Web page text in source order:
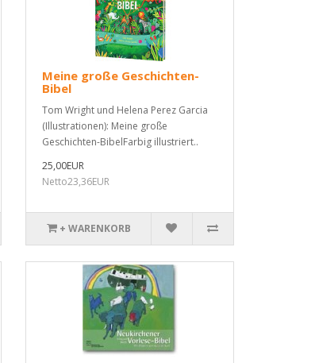
Meine große Geschichten-
Bibel
Tom Wright und Helena Perez Garcia
(Illustrationen): Meine große
Geschichten-BibelFarbig illustriert..
25,00EUR
Netto23,36EUR
+ WARENKORB